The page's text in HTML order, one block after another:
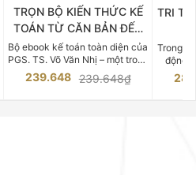
TRỌN BỘ KIẾN THỨC KẾ
TOÁN TỪ CĂN BẢN ĐẾN
CHUYÊN SÂU
Bộ ebook kế toán toàn diện của
PGS. TS. Võ Văn Nhị – một trong
những chuyên gia hàng đầu,
giàu kinh nghiệm trong lĩnh vực
239.648 239.648₫
TRI
Trong
động
việc
tế và